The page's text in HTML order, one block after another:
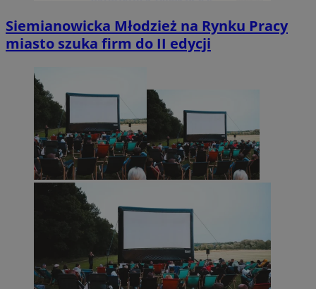
Siemianowicka Młodzież na Rynku Pracy
miasto szuka firm do II edycji